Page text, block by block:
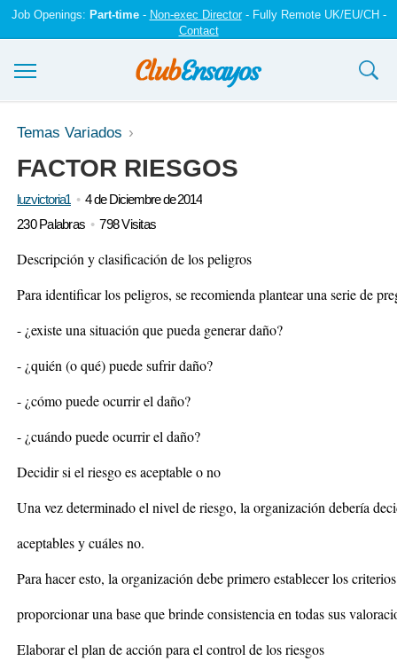
Job Openings: Part-time- Non-exec Director- Fully Remote UK/EU/CH -
Contact
Ensayos y trabajos
Registrarse
Iniciar sesión
Temas Variados
FACTOR RIESGOS
luzvictoria1
4 de Diciembre de 2014
230 Palabras
798 Visitas
Descripción y clasificación de los peligros
Para identificar los peligros, se recomienda plantear una serie de
- ¿existe una situación que pueda generar daño?
- ¿quién (o qué) puede sufrir daño?
- ¿cómo puede ocurrir el daño?
- ¿cuándo puede ocurrir el daño?
Decidir si el riesgo es aceptable o no
Una vez determinado el nivel de riesgo, la organización debería
aceptables y cuáles no.
Para hacer esto, la organización debe primero establecer los
proporcionar una base que brinde consistencia en todas sus
Elaborar el plan de acción para el control de los riesgos